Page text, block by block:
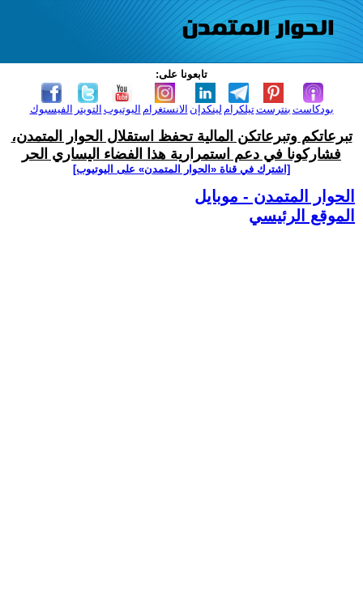
تابعونا على:
الفيسبوك التويتر اليوتيوب الانستغرام لينكدإن تيلكرامبنترست بودكاست
تبرعاتكم وتبرعاتكن المالية تحفظ استقلال الحوار المتمدن،
فشاركونا في دعم استمرارية هذا الفضاء اليساري الحر
[اشترك في قناة ‫«الحوار المتمدن» على اليوتيوب]
الحوار المتمدن - موبايل
الموقع الرئيسي